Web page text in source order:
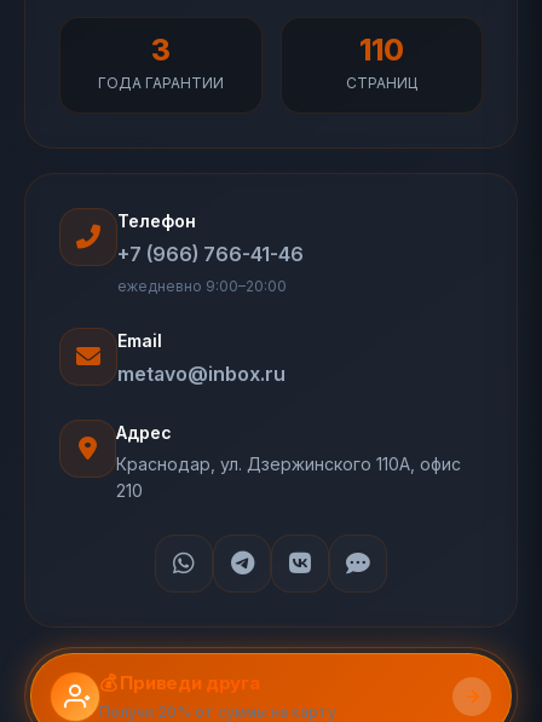
3
ГОДА ГАРАНТИИ
110
СТРАНИЦ
Телефон
+7 (966) 766-41-46
ежедневно 9:00–20:00
Email
metavo@inbox.ru
Адрес
Краснодар, ул. Дзержинского 110А, офис
210
💰 Приведи друга
Получи 20% от суммы на карту